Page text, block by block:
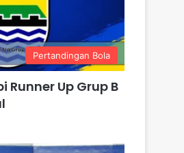
Pertandingan Bola
Runner Up Grup B